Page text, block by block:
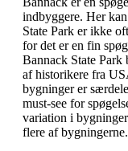
indbyggere. Her
State Park er ikke
for det er en fin
Bannack State
af historikere fra
bygninger er
must-see for
variation i
flere af